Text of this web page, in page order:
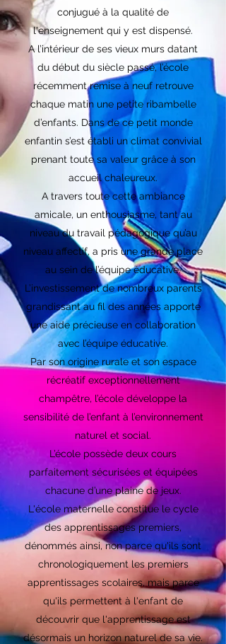
conjugué à la qualité de
l'enseignement qui y est dispensé.
A l’intérieur de ses vieux murs datant
du début du siècle passé, l’école
récemment remise à neuf retrouve
chaque matin une petite ribambelle
d’enfants. Dans de ce petit monde
enfantin s’est établi un climat convivial
prenant toute sa valeur grâce à son
accueil chaleureux.
A travers toute cette ambiance
amicale, un enthousiasme, tant au
niveau du travail pédagogique qu’au
niveau affectif, a pris une grande place
au sein de l’équipe éducative.
L’investissement de nombreux parents
grandissant au fil des années apporte
une aide précieuse en collaboration
avec l’équipe éducative.
Par son origine rurale et son espace
récréatif exceptionnellement
champêtre, l’école développe la
sensibilité de l’enfant à l’environnement
naturel et social.
L’école possède deux cours
parfaitement sécurisées et équipées
chacune d’une plaine de jeux.
L'école maternelle constitue le cycle
des apprentissages premiers,
dénommés ainsi, non parce qu'ils sont
chronologiquement les premiers
apprentissages scolaires, mais parce
qu'ils permettent à l'enfant de
découvrir que l'apprentissage est
désormais un horizon naturel de sa vie.